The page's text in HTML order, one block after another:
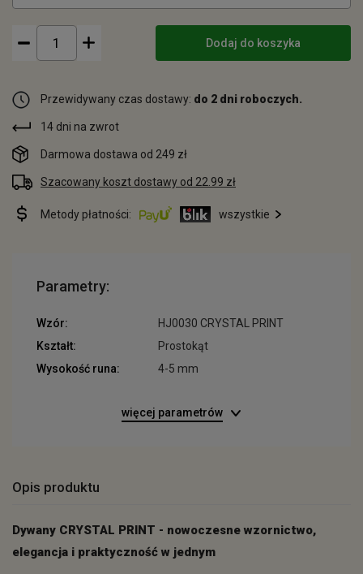
Dodaj do koszyka
Przewidywany czas dostawy: do 2 dni roboczych.
14 dni na zwrot
Darmowa dostawa od 249 zł
Szacowany koszt dostawy od 22.99 zł
Metody płatności: wszystkie
Parametry:
Wzór:
HJ0030 CRYSTAL PRINT
Kształt:
Prostokąt
Wysokość runa:
4-5 mm
więcej parametrów
Opis produktu
Dywany CRYSTAL PRINT - nowoczesne wzornictwo,
elegancja i praktyczność w jednym